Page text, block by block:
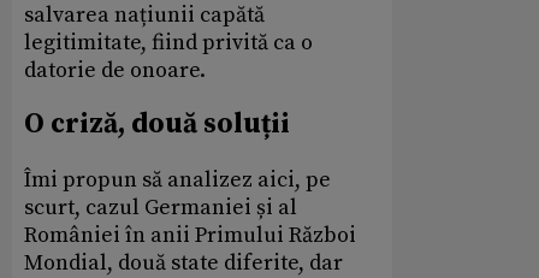
salvarea națiunii capătă
legitimitate, fiind privită ca o
datorie de onoare.
O criză, două soluții
Îmi propun să analizez aici, pe
scurt, cazul Germaniei și al
României în anii Primului Război
Mondial, două state diferite, dar